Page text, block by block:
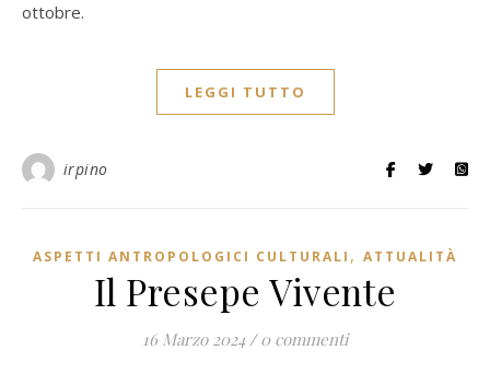
ottobre.
LEGGI TUTTO
irpino
ASPETTI ANTROPOLOGICI CULTURALI , ATTUALITÀ
Il Presepe Vivente
16 Marzo 2024 / 0 commenti